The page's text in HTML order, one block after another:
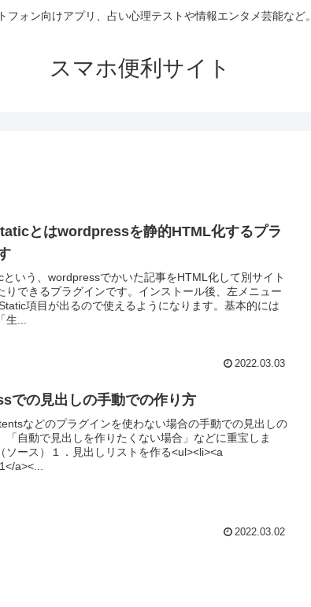
フォン向けアプリ、占い心理テストや情報エンタメ芸能など。
スマホ便利サイト
とはwordpressを静的HTML化するプラ
という、wordpressでかいた記事をHTML化して別サイト
りできるプラグインです。インストール後、左メニュー
項目が出るので使えるようになります。基本的には
生...
2022.03.03
での見出しの手動での作り方
などのプラグインを使わない場合の手動での見出しの
「自動で見出しを作りたくない場合」などに重宝しま
ソース）１．見出しリストを作る<ul><li><a
a><...
2022.03.02